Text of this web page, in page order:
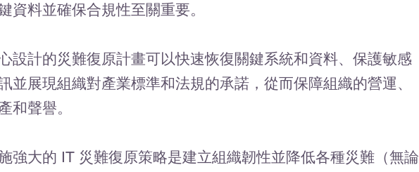
資料並確保合規性至關重要。
設計的災難復原計畫可以快速恢復關鍵系統和資料、保護敏感
並展現組織對產業標準和法規的承諾，從而保障組織的營運、
和聲譽。
強大的 IT 災難復原策略是建立組織韌性並降低各種災難（無論